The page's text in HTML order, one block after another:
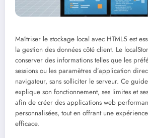
Maîtriser le stockage local avec HTML5 est
la gestion des données côté client. Le
conserver des informations telles que les
sessions ou les paramètres d’application
navigateur, sans solliciter le serveur. Ce
explique son fonctionnement, ses limites et
afin de créer des applications web
personnalisées, tout en offrant une
efficace.